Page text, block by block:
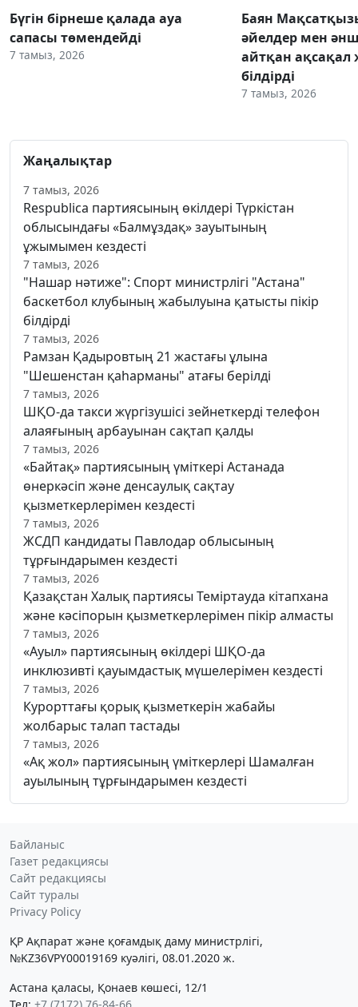
Бүгін бірнеше қалада ауа
сапасы төмендейді
7 тамыз, 2026
Баян
әйелдер мен
айтқан ақсақал
білдірді
7 тамыз, 2026
Жаңалықтар
7 тамыз, 2026
Respublica партиясының өкілдері Түркістан
облысындағы «Балмұздақ» зауытының
ұжымымен кездесті
7 тамыз, 2026
"Нашар нәтиже": Спорт министрлігі "Астана"
баскетбол клубының жабылуына қатысты пікір
білдірді
7 тамыз, 2026
Рамзан Қадыровтың 21 жастағы ұлына
"Шешенстан қаһарманы" атағы берілді
7 тамыз, 2026
ШҚО-да такси жүргізушісі зейнеткерді телефон
алаяғының арбауынан сақтап қалды
7 тамыз, 2026
«Байтақ» партиясының үміткері Астанада
өнеркәсіп және денсаулық сақтау
қызметкерлерімен кездесті
7 тамыз, 2026
ЖСДП кандидаты Павлодар облысының
тұрғындарымен кездесті
7 тамыз, 2026
Қазақстан Халық партиясы Теміртауда кітапхана
және кәсіпорын қызметкерлерімен пікір алмасты
7 тамыз, 2026
«Ауыл» партиясының өкілдері ШҚО-да
инклюзивті қауымдастық мүшелерімен кездесті
7 тамыз, 2026
Курорттағы қорық қызметкерін жабайы
жолбарыс талап тастады
7 тамыз, 2026
«Ақ жол» партиясының үміткерлері Шамалған
ауылының тұрғындарымен кездесті
Байланыс
Газет редакциясы
Сайт редакциясы
Сайт туралы
Privacy Policy
ҚР Ақпарат және қоғамдық даму министрлігі,
№KZ36VPY00019169 куәлігі, 08.01.2020 ж.
Астана қаласы, Қонаев көшесі, 12/1